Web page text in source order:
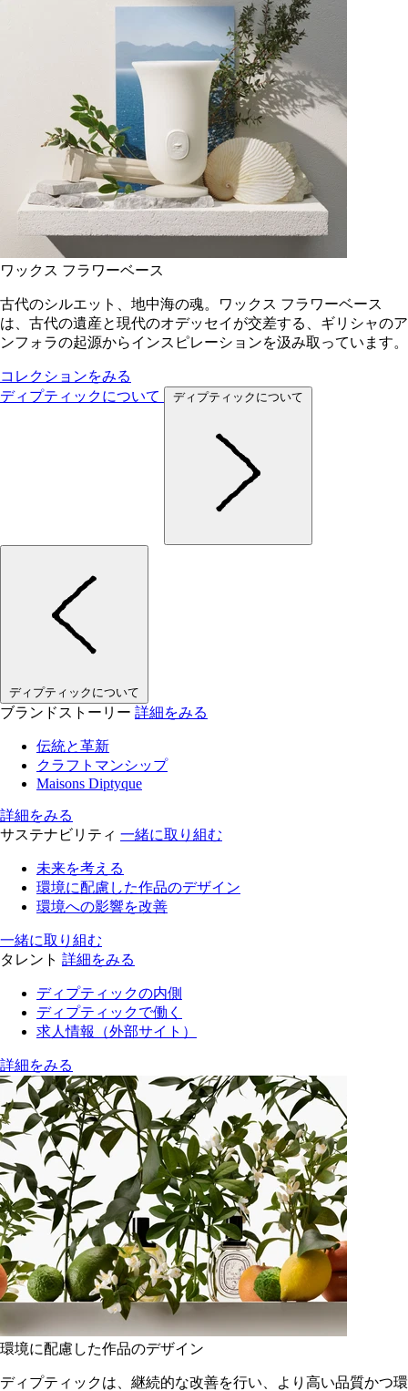
ワックス フラワーベース
古代のシルエット、地中海の魂。ワックス フラワーベース
は、古代の遺産と現代のオデッセイが交差する、ギリシャのア
ンフォラの起源からインスピレーションを汲み取っています。
コレクションをみる
ディプティックについて
ディプティックについて
ディプティックについて
ブランドストーリー 詳細をみる
伝統と革新
クラフトマンシップ
Maisons Diptyque
詳細をみる
サステナビリティ 一緒に取り組む
未来を考える
環境に配慮した作品のデザイン
環境への影響を改善
一緒に取り組む
タレント 詳細をみる
ディプティックの内側
ディプティックで働く
求人情報（外部サイト）
詳細をみる
環境に配慮した作品のデザイン
ディプティックは、継続的な改善を行い、より高い品質かつ環